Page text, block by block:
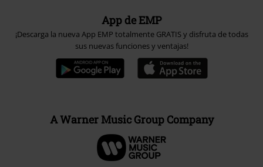
App de EMP
¡Descarga la nueva App EMP totalmente GRATIS y disfruta de todas
sus nuevas funciones y ventajas!
A Warner Music Group Company